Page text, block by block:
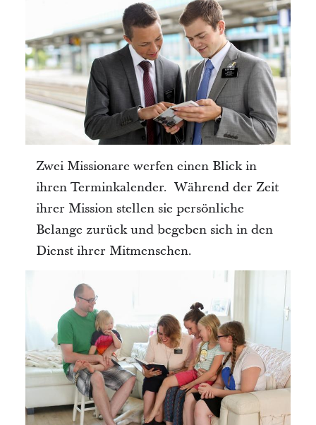
Zwei Missionare werfen einen Blick in
ihren Terminkalender. Während der Zeit
ihrer Mission stellen sie persönliche
Belange zurück und begeben sich in den
Dienst ihrer Mitmenschen.